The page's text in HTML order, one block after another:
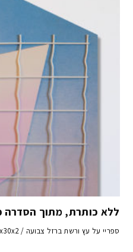
ללא כותרת, מתוך הסדרה
ספריי על עץ ורשת ברזל צבועה / 43x30x2 ס"מ, 2020